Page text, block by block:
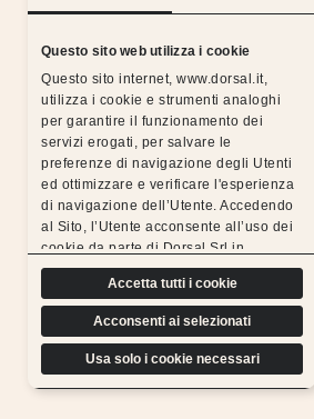
Questo sito web utilizza i cookie
Questo sito internet, www.dorsal.it,
utilizza i cookie e strumenti analoghi
per garantire il funzionamento dei
servizi erogati, per salvare le
preferenze di navigazione degli Utenti
ed ottimizzare e verificare l'esperienza
di navigazione dell’Utente. Accedendo
al Sito, l’Utente acconsente all’uso dei
cookie da parte di Dorsal Srl in
conformità a quanto previsto di seguito.
Accetta tutti i cookie
Acconsenti ai selezionati
Usa solo i cookie necessari
Silent nights with the
All Dorsal products are made
resistant, durable materials and
tests, which is why
offer a free extended
Find out more